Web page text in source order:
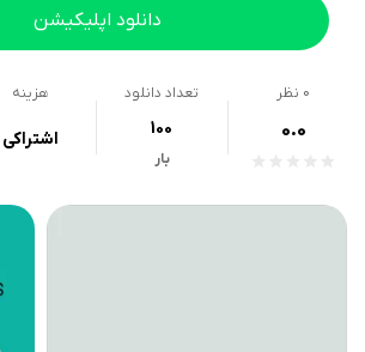
دانلود اپلیکیشن
0 نظر
0.0
تعداد دانلود
100
بار
هزینه
اشتراکی